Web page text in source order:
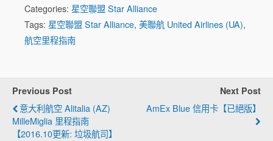
Categories: 星空聯盟 Star Alliance
Tags: 星空聯盟 Star Alliance, 美聯航 United Airlines (UA),
航空里程指南
Previous Post
意大利航空 Alitalia (AZ)
MilleMiglia 里程指南
【2016.10更新: 垃圾航司】
Next Post
AmEx Blue 信用卡【已絕版】